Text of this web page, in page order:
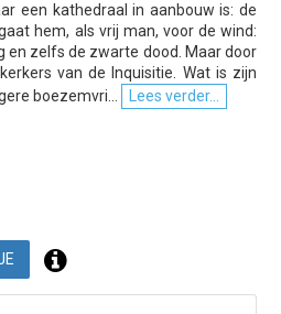
een kathedraal in aanbouw is: de
hem, als vrij man, voor de wind:
en zelfs de zwarte dood. Maar door
van de Inquisitie. Wat is zijn
boezemvri...
Lees verder...